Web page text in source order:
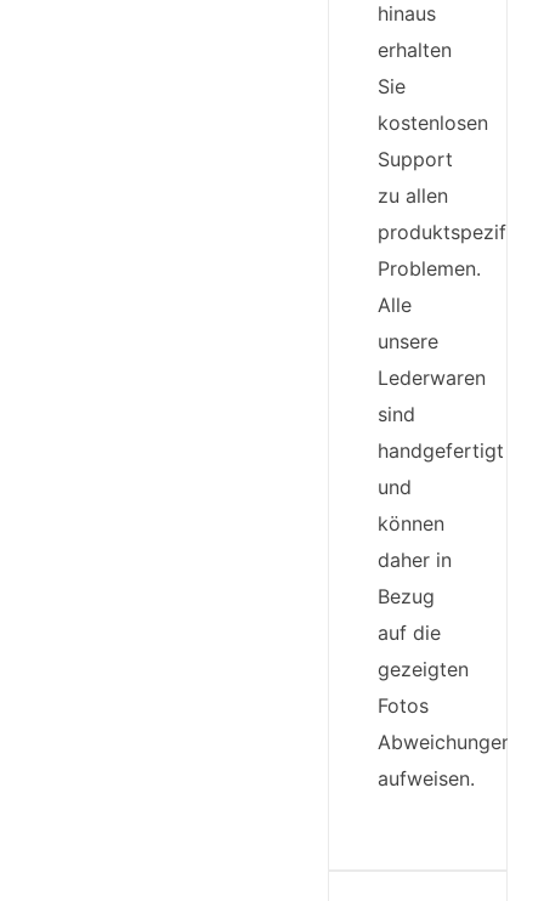
hinaus
erhalten
Sie
kostenlosen
Support
zu allen
Problemen.
Alle
unsere
Lederwaren
sind
handgefertigt
und
können
daher in
Bezug
auf die
gezeigten
Fotos
Abweichungen
aufweisen.